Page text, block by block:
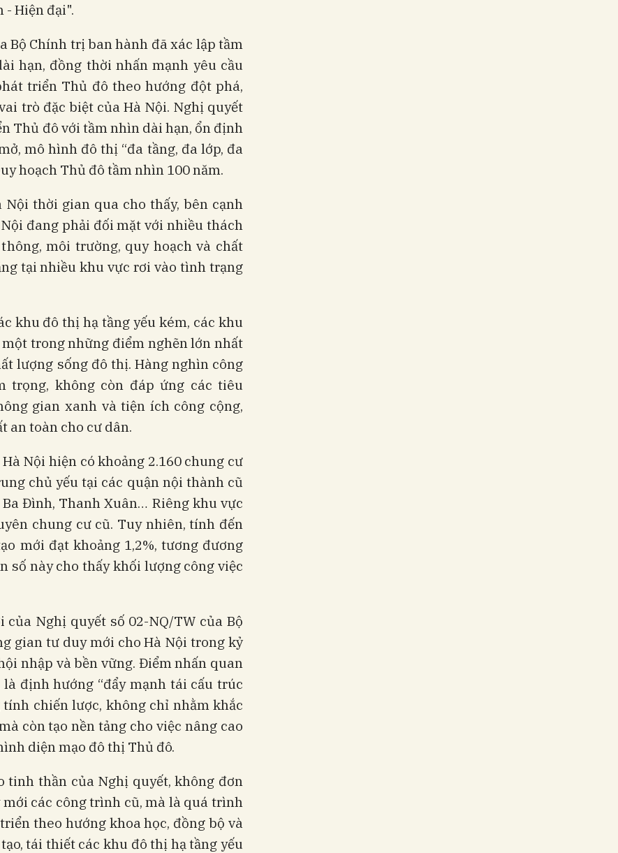
- Hiện đại".
Bộ Chính trị ban hành đã xác lập tầm
hạn, đồng thời nhấn mạnh yêu cầu
triển Thủ đô theo hướng đột phá,
trò đặc biệt của Hà Nội. Nghị quyết
Thủ đô với tầm nhìn dài hạn, ổn định
mô hình đô thị “đa tầng, đa lớp, đa
hoạch Thủ đô tầm nhìn 100 năm.
thời gian qua cho thấy, bên cạnh
đang phải đối mặt với nhiều thách
môi trường, quy hoạch và chất
tại nhiều khu vực rơi vào tình trạng
khu đô thị hạ tầng yếu kém, các khu
trong những điểm nghẽn lớn nhất
lượng sống đô thị. Hàng nghìn công
trọng, không còn đáp ứng các tiêu
gian xanh và tiện ích công cộng,
an toàn cho cư dân.
Nội hiện có khoảng 2.160 chung cư
chủ yếu tại các quận nội thành cũ
Đình, Thanh Xuân… Riêng khu vực
chung cư cũ. Tuy nhiên, tính đến
mới đạt khoảng 1,2%, tương đương
số này cho thấy khối lượng công việc
Nghị quyết số 02-NQ/TW của Bộ
gian tư duy mới cho Hà Nội trong kỷ
nhập và bền vững. Điểm nhấn quan
định hướng “đẩy mạnh tái cấu trúc
chiến lược, không chỉ nhằm khắc
còn tạo nền tảng cho việc nâng cao
diện mạo đô thị Thủ đô.
tinh thần của Nghị quyết, không đơn
các công trình cũ, mà là quá trình
theo hướng khoa học, đồng bộ và
tái thiết các khu đô thị hạ tầng yếu